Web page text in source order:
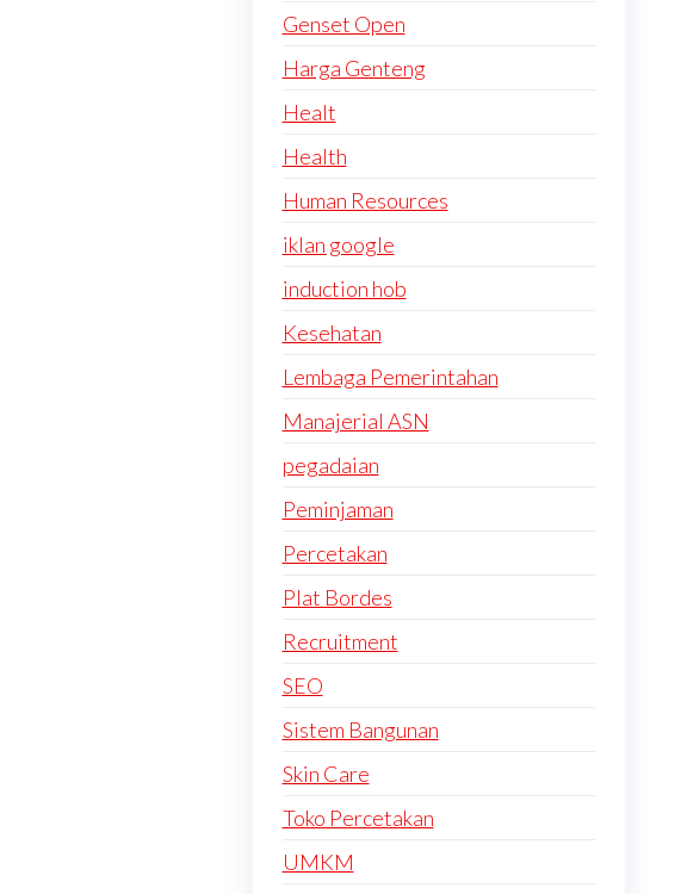
Genset Open
Harga Genteng
Healt
Health
Human Resources
iklan google
induction hob
Kesehatan
Lembaga Pemerintahan
Manajerial ASN
pegadaian
Peminjaman
Percetakan
Plat Bordes
Recruitment
SEO
Sistem Bangunan
Skin Care
Toko Percetakan
UMKM